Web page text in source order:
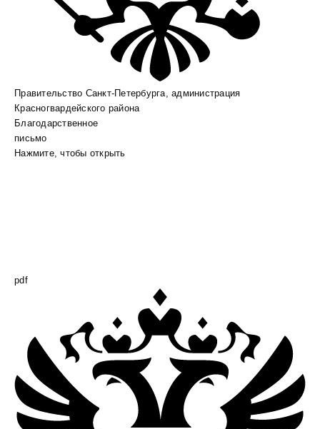
Правительство Санкт-Петербурга, администрация
Красногвардейского района
Благодарственное
письмо
Нажмите, чтобы открыть
pdf